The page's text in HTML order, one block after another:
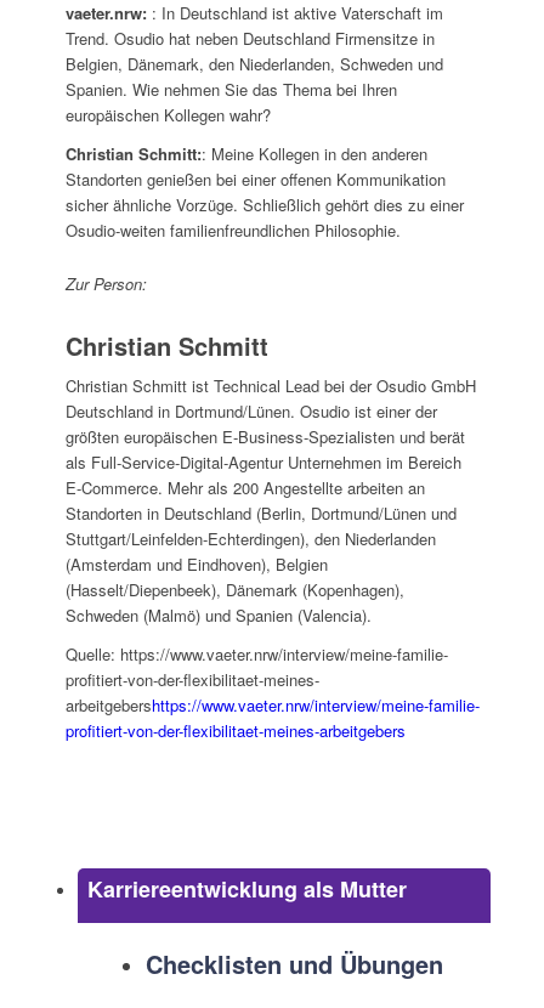
Karriereentwicklung als Mutter
Checklisten und Übungen
vaeter.nrw: : In Deutschland ist aktive Vaterschaft im
Trend. Osudio hat neben Deutschland Firmensitze in
Belgien, Dänemark, den Niederlanden, Schweden und
Spanien. Wie nehmen Sie das Thema bei Ihren
europäischen Kollegen wahr?
Christian Schmitt:: Meine Kollegen in den anderen
Standorten genießen bei einer offenen Kommunikation
sicher ähnliche Vorzüge. Schließlich gehört dies zu einer
Osudio-weiten familienfreundlichen Philosophie.
Zur Person:
Christian Schmitt
Christian Schmitt ist Technical Lead bei der Osudio GmbH
Deutschland in Dortmund/Lünen. Osudio ist einer der
größten europäischen E-Business-Spezialisten und berät
als Full-Service-Digital-Agentur Unternehmen im Bereich
E-Commerce. Mehr als 200 Angestellte arbeiten an
Standorten in Deutschland (Berlin, Dortmund/Lünen und
Stuttgart/Leinfelden-Echterdingen), den Niederlanden
(Amsterdam und Eindhoven), Belgien
(Hasselt/Diepenbeek), Dänemark (Kopenhagen),
Schweden (Malmö) und Spanien (Valencia).
Quelle: https://www.vaeter.nrw/interview/meine-familie-
profitiert-von-der-flexibilitaet-meines-
arbeitgebershttps://www.vaeter.nrw/interview/meine-familie-
profitiert-von-der-flexibilitaet-meines-arbeitgebers